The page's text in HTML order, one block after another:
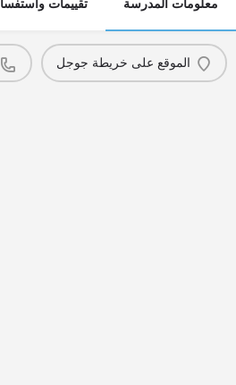
معلومات المدرسة تقييمات
الموقع على خريطة جوجل